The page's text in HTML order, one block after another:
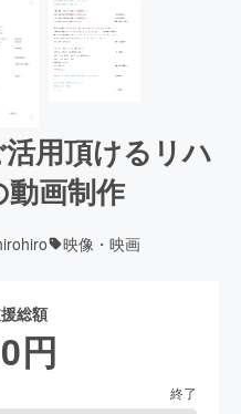
用頂けるリハ
動画制作
映像・映画
総額
円
終了